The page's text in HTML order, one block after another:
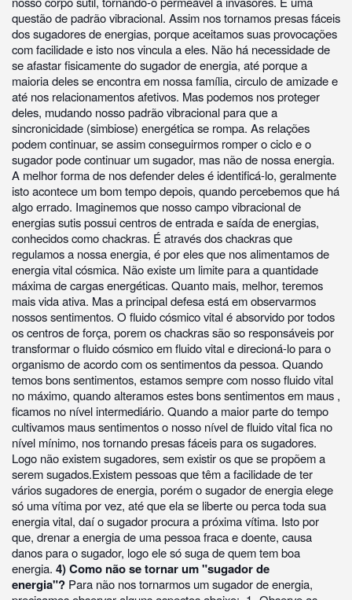
questão de padrão vibracional. Assim nos tornamos presas fáceis
dos sugadores de energias, porque aceitamos suas provocações
com facilidade e isto nos vincula a eles. Não há necessidade de
se afastar fisicamente do sugador de energia, até porque a
maioria deles se encontra em nossa família, circulo de amizade e
até nos relacionamentos afetivos. Mas podemos nos proteger
deles, mudando nosso padrão vibracional para que a
sincronicidade (simbiose) energética se rompa. As relações
podem continuar, se assim conseguirmos romper o ciclo e o
sugador pode continuar um sugador, mas não de nossa energia.
A melhor forma de nos defender deles é identificá-lo, geralmente
isto acontece um bom tempo depois, quando percebemos que há
algo errado. Imaginemos que nosso campo vibracional de
energias sutis possui centros de entrada e saída de energias,
conhecidos como chackras. É através dos chackras que
regulamos a nossa energia, é por eles que nos alimentamos de
energia vital cósmica. Não existe um limite para a quantidade
máxima de cargas energéticas. Quanto mais, melhor, teremos
mais vida ativa. Mas a principal defesa está em observarmos
nossos sentimentos. O fluido cósmico vital é absorvido por todos
os centros de força, porem os chackras são so responsáveis por
transformar o fluido cósmico em fluido vital e direcioná-lo para o
organismo de acordo com os sentimentos da pessoa. Quando
temos bons sentimentos, estamos sempre com nosso fluido vital
no máximo, quando alteramos estes bons sentimentos em maus ,
ficamos no nível intermediário. Quando a maior parte do tempo
cultivamos maus sentimentos o nosso nível de fluido vital fica no
nível mínimo, nos tornando presas fáceis para os sugadores.
Logo não existem sugadores, sem existir os que se propõem a
serem sugados.Existem pessoas que têm a facilidade de ter
vários sugadores de energia, porém o sugador de energia elege
só uma vítima por vez, até que ela se liberte ou perca toda sua
energia vital, daí o sugador procura a próxima vítima. Isto por
que, drenar a energia de uma pessoa fraca e doente, causa
danos para o sugador, logo ele só suga de quem tem boa
energia. 4) Como não se tornar um "sugador de
energia"?Para não nos tornarmos um sugador de energia,